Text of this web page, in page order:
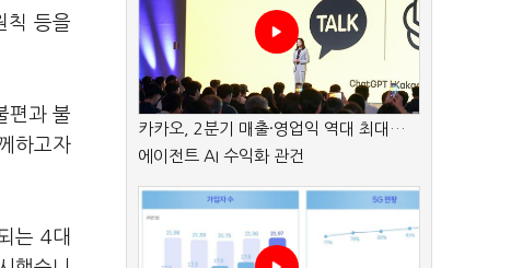
칙 등을
편과 불
하고자
는 4대
카카오, 2분기 매출·영업익 역대 최대…
에이전트 AI 수익화 관건